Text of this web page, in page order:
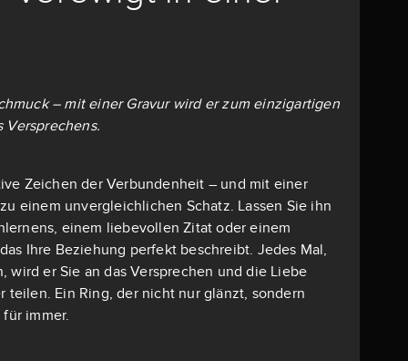
– mit einer Gravur wird er zum einzigartigen
Versprechens.
Zeichen der Verbundenheit – und mit einer
einem unvergleichlichen Schatz. Lassen Sie ihn
einem liebevollen Zitat oder einem
Ihre Beziehung perfekt beschreibt. Jedes Mal,
wird er Sie an das Versprechen und die Liebe
teilen. Ein Ring, der nicht nur glänzt, sondern
immer.